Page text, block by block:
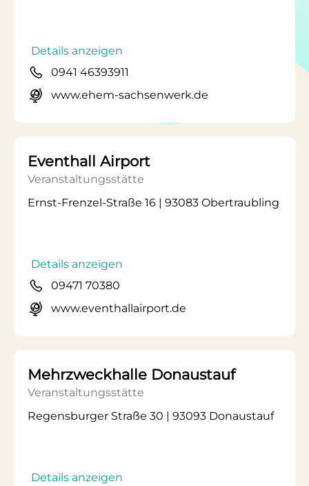
Details anzeigen
0941 46393911
www.ehem-sachsenwerk.de
Eventhall Airport
Veranstaltungsstätte
Ernst-Frenzel-Straße 16 | 93083 Obertraubling
Details anzeigen
09471 70380
www.eventhallairport.de
Mehrzweckhalle Donaustauf
Veranstaltungsstätte
Regensburger Straße 30 | 93093 Donaustauf
Details anzeigen